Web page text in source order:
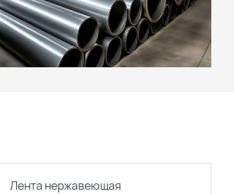
Лента нержавеющая